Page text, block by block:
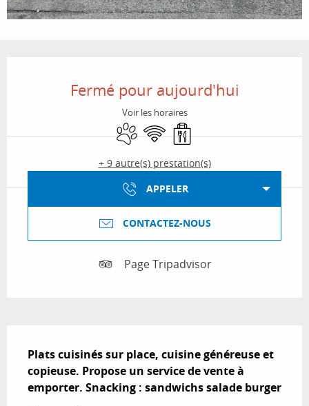
Fermé pour aujourd'hui
Voir les horaires
Animaux acceptés
WiFi Vente à emporter
+ 9 autre(s) prestation(s)
APPELER
CONTACTEZ-NOUS
Page Tripadvisor
Plats cuisinés sur place, cuisine généreuse et
copieuse. Propose un service de vente à
emporter. Snacking : sandwichs salade burger